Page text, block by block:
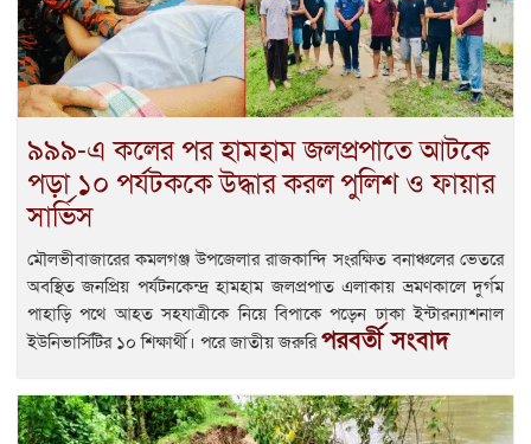
৯৯৯-এ কলের পর হামহাম জলপ্রপাতে আটকে
পড়া ১০ পর্যটককে উদ্ধার করল পুলিশ ও ফায়ার
সার্ভিস
মৌলভীবাজারের কমলগঞ্জ উপজেলার রাজকান্দি সংরক্ষিত বনাঞ্চলের ভেতরে
অবস্থিত জনপ্রিয় পর্যটনকেন্দ্র হামহাম জলপ্রপাত এলাকায় ভ্রমণকালে দুর্গম
পাহাড়ি পথে আহত সহযাত্রীকে নিয়ে বিপাকে পড়েন ঢাকা ইন্টারন্যাশনাল
ইউনিভার্সিটির ১০ শিক্ষার্থী। পরে জাতীয় জরুরিপরবর্তী সংবাদ